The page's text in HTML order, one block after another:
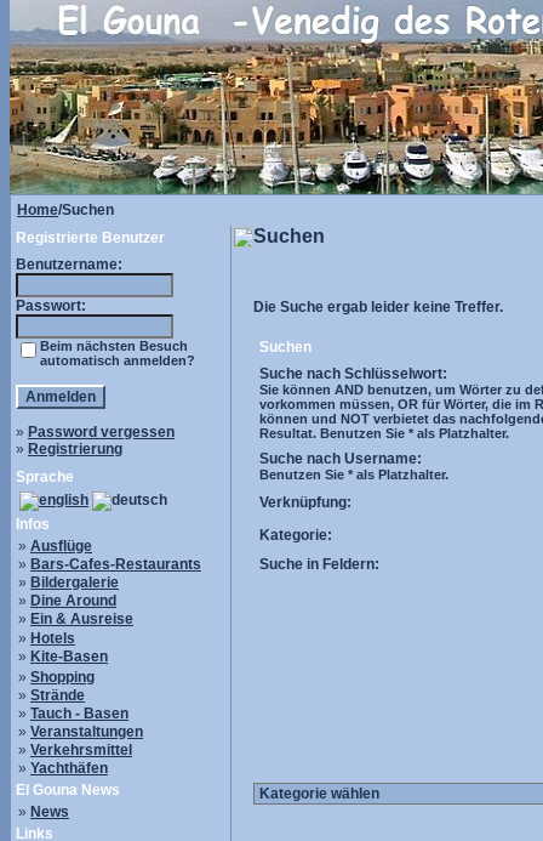
Home/Suchen
Registrierte Benutzer
Benutzername:
Passwort:
Beim nächsten Besuch
automatisch anmelden?
» Password vergessen
» Registrierung
Sprache
Infos
» Ausflüge
» Bars-Cafes-Restaurants
» Bildergalerie
» Dine Around
» Ein & Ausreise
» Hotels
» Kite-Basen
» Shopping
» Strände
» Tauch - Basen
» Veranstaltungen
» Verkehrsmittel
» Yachthäfen
El Gouna News
» News
Links
Suchen
Die Suche ergab leider keine Treffer.
Suchen
Suche nach Schlüsselwort:
Sie können AND benutzen, um Wörter zu
vorkommen müssen, OR für Wörter, die im
können und NOT verbietet das
Resultat. Benutzen Sie * als Platzhalter.
Suche nach Username:
Benutzen Sie * als Platzhalter.
Verknüpfung:
Kategorie:
Suche in Feldern: